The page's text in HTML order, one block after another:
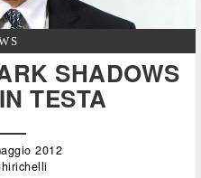
SHADOWS
TESTA
2012